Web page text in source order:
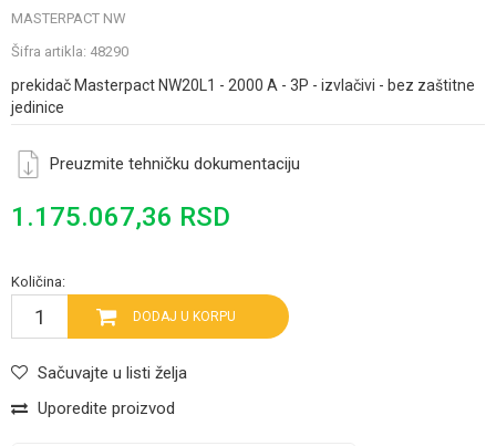
MASTERPACT NW
Šifra artikla: 48290
prekidač Masterpact NW20L1 - 2000 A - 3P - izvlačivi - bez zaštitne
jedinice
Preuzmite tehničku dokumentaciju
1.175.067,36 RSD
Količina:
DODAJ U KORPU
Sačuvajte u listi želja
Uporedite proizvod